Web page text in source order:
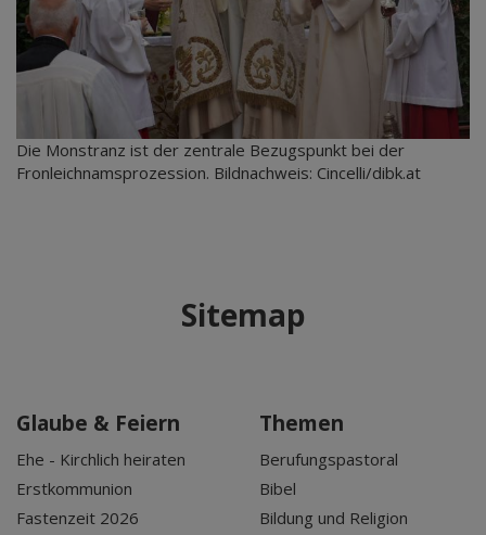
Die Monstranz ist der zentrale Bezugspunkt bei der
Fronleichnamsprozession. Bildnachweis: Cincelli/dibk.at
Sitemap
Glaube & Feiern
Ehe - Kirchlich heiraten
Erstkommunion
Fastenzeit 2026
Themen
Berufungspastoral
Bibel
Bildung und Religion